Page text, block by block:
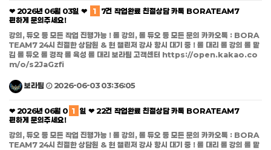
❤ 2026년 06월 03일 ❤ 1
7건 작업완료 친절상담 카톡 BORATEAM7
편하게 문의주세요!
강의, 듀오 등 모든 작업 진행가능 ! 롤 강의, 롤 듀오 등 모든 문의 카카오톡 : BORA
TEAM7 24시 친절한 상담원 & 현 챌린저 강사 항시 대기 중 ! 롤 대리 롤 강의 롤 맡
김 롤 듀오 롤 경작 롤 육성 롤 대리 보라팀 고객센터 https://open.kakao.co
m/o/s2JaGzfi
보라팀 2026-06-03 03:36:05
❤ 2026년 06월 0 1 일 ❤ 22건 작업완료 친절상담 카톡 BORATEAM7
편하게 문의주세요!
강의, 듀오 등 모든 작업 진행가능 ! 롤 강의, 롤 듀오 등 모든 문의 카카오톡 : BORA
TEAM7 24시 친절한 상담원 & 현 챌린저 강사 항시 대기 중 ! 롤 대리 롤 강의 롤 맡